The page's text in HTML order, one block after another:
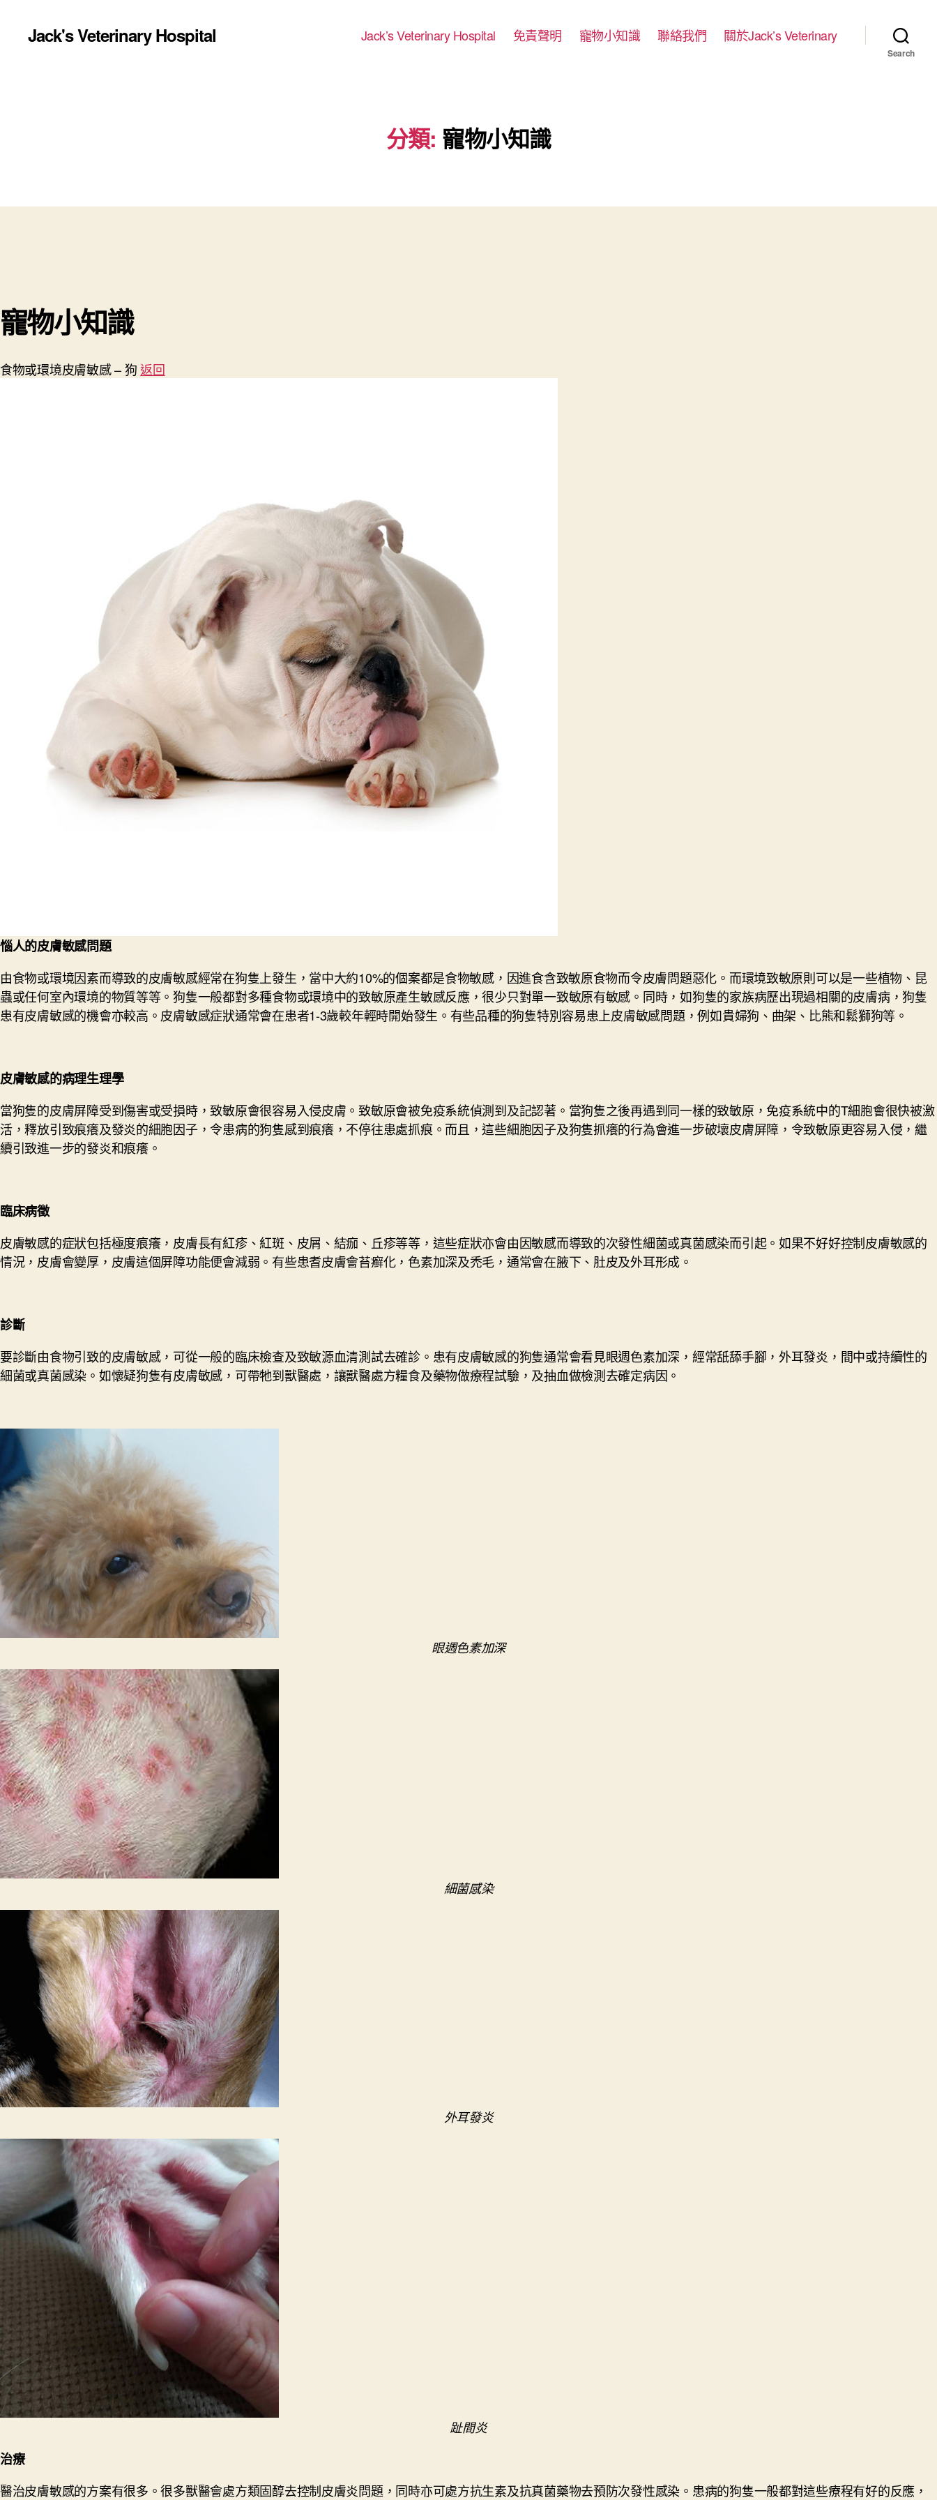
Jack's Veterinary Hospital Jack’s Veterinary Hospital 免責聲明 寵物小知識 聯絡我們 關於Jack’s Veterinary
Search
分類: 寵物小知識
寵物小知識
食物或環境皮膚敏感 – 狗返回
惱人的皮膚敏感問題
由食物或環境因素而導致的皮膚敏感經常在狗隻上發生，當中大約10%的個案都是食物敏感，因進食含致敏原食物而令皮膚問題惡化。而環境致敏原則可以是一些植物、昆
蟲或任何室內環境的物質等等。狗隻一般都對多種食物或環境中的致敏原產生敏感反應，很少只對單一致敏原有敏感。同時，如狗隻的家族病歷出現過相關的皮膚病，狗隻
患有皮膚敏感的機會亦較高。皮膚敏感症狀通常會在患者1-3歲較年輕時開始發生。有些品種的狗隻特別容易患上皮膚敏感問題，例如貴婦狗、曲架、比熊和鬆獅狗等。
皮膚敏感的病理生理學
當狗隻的皮膚屏障受到傷害或受損時，致敏原會很容易入侵皮膚。致敏原會被免疫系統偵測到及記認著。當狗隻之後再遇到同一樣的致敏原，免疫系統中的T細胞會很快被激
活，釋放引致痕癢及發炎的細胞因子，令患病的狗隻感到痕癢，不停往患處抓痕。而且，這些細胞因子及狗隻抓癢的行為會進一步破壞皮膚屏障，令致敏原更容易入侵，繼
續引致進一步的發炎和痕癢。
臨床病徵
皮膚敏感的症狀包括極度痕癢，皮膚長有紅疹、紅斑、皮屑、結痂、丘疹等等，這些症狀亦會由因敏感而導致的次發性細菌或真菌感染而引起。如果不好好控制皮膚敏感的
情況，皮膚會變厚，皮膚這個屏障功能便會減弱。有些患耆皮膚會苔癣化，色素加深及禿毛，通常會在腋下、肚皮及外耳形成。
診斷
要診斷由食物引致的皮膚敏感，可從一般的臨床檢查及致敏源血清測試去確診。患有皮膚敏感的狗隻通常會看見眼週色素加深，經常舐舔手腳，外耳發炎，間中或持續性的
細菌或真菌感染。如懷疑狗隻有皮膚敏感，可帶牠到獸醫處，讓獸醫處方糧食及藥物做療程試驗，及抽血做檢測去確定病因。
眼週色素加深
細菌感染
外耳發炎
趾間炎
治療
醫治皮膚敏感的方案有很多。很多獸醫會處方類固醇去控制皮膚炎問題，同時亦可處方抗生素及抗真菌藥物去預防次發性感染。患病的狗隻一般都對這些療程有好的反應，